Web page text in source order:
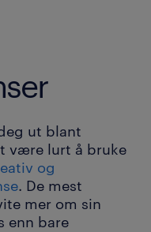
ut blant
være lurt å bruke
og
. De mest
mer om sin
enn bare